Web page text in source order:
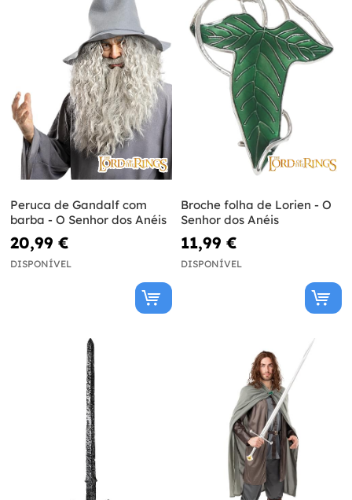
Peruca de Gandalf com
barba - O Senhor dos Anéis
20,99 €
DISPONÍVEL
Broche folha de Lorien - O
Senhor dos Anéis
11,99 €
DISPONÍVEL